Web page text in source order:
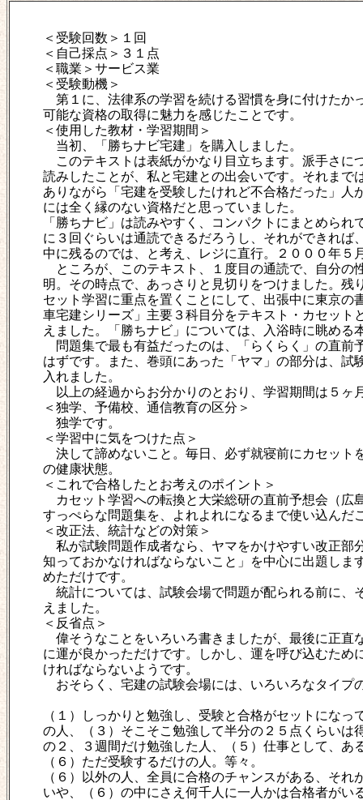
＜受験回数＞１回
＜自己採点＞３１点
＜職業＞サービス業
＜受験動機＞
第１に、法律系の学習を続ける習慣を身に付けたか
可能な資格の取得に魅力を感じたことです。
＜使用した教材・学習期間＞
当初、「勝ちナビ宅建」を購入しました。
このテキストは表紙がかなり目立ちます。派手さに
読みしたことが、私と宅建との出会いです。それまで
ありながら「宅建を受験したけれど不合格だった」人
には全く縁のない資格だと思っていました。
「勝ちナビ」は読みやすく、コンパクトにまとめら
に３回ぐらいは通読できるだろうし、それができれば
中に残るのでは、と考え、レジに直行。２０００年５
ところが、このテキスト、１度目の通読で、自分の
明。その時点で、あっさりと見切りをつけました。残
セット学習に重点を置くことにして、出張中に東京の
車宅建シリーズ」主要３科目分をテキスト・カセット
えました。「勝ちナビ」については、入浴時に眺める
問題集で最も有益だったのは、「らくらく」の直前
はずです。また、巻頭にあった「ヤマ」の部分は、試
入れました。
以上の経過からお分かりのとおり、学習期間は５ヶ
＜独学、予備校、通信教育の区分＞
独学です。
＜学習中に気をつけた点＞
決して諦めないこと。毎日、必ず就寝前にカセット
の健康状態。
＜これで合格したとお考えのポイント＞
カセット学習への転換と大栄総研の直前予想会（広
すっぺらな問題集を、よれよれになるまで使い込んだ
＜改正法、統計などの対策＞
私が試験問題作成者なら、ヤマをかけやすい改正部
知っておかなければならないこと」を中心に出題しま
めただけです。
統計については、試験会場で問題が配られる前に、
えました。
＜反省点＞
偉そうなことをいろいろ書きましたが、最後に正直
に運が良かっただけです。しかし、運を呼び込むため
ければならないようです。
おそらく、宅建の試験会場には、いろいろなタイプ
（１）しっかりと勉強し、受験と合格がセットにな
の人、（３）そこそこ勉強して半分の２５点くらいは
の２、３週間だけ勉強した人、（５）仕事として、あ
（６）ただ受験するだけの人。等々。
（６）以外の人、全員に合格のチャンスがある、そ
いや、（６）の中にさえ何千人に一人かは合格者がい